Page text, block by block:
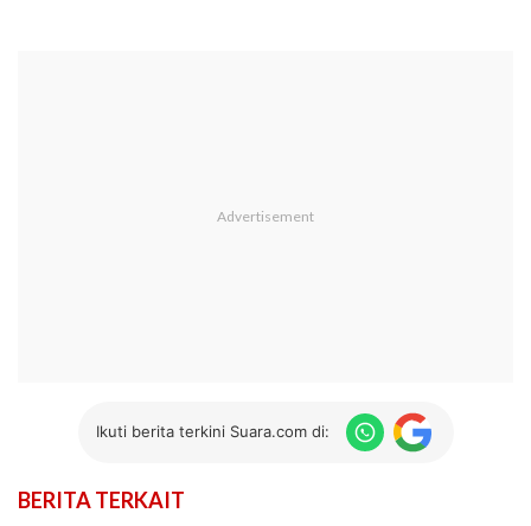
Ikuti berita terkini Suara.com di:
BERITA TERKAIT